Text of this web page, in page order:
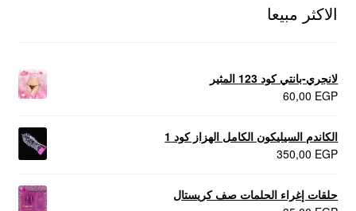
منتجات الانتصاب
منتجات خاصة بالزوجة
منتجات لاثارة الزوجه
الاكثر مبيعا
لانجري-بانتي كود 123 المثير
60,00 EGP
الكاندم السيليكون الكامل الهزاز كود 1
350,00 EGP
حلقات إغراء الحلمات صف كريستال